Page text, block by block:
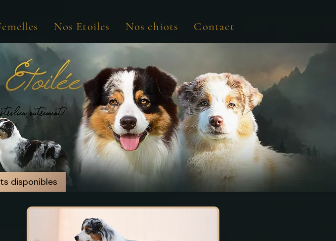
Nos Etoiles Nos chiots Contact
disponibles
disponibles